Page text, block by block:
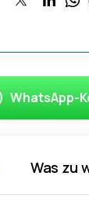
Was zu
WhatsApp-